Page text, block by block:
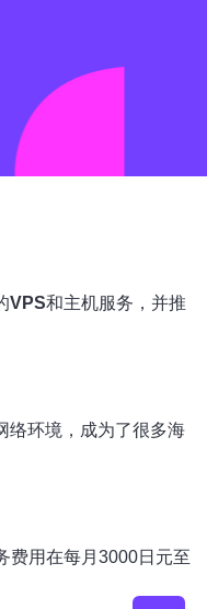
VPS和主机服务，并推
络环境，成为了很多海
费用在每月3000日元至